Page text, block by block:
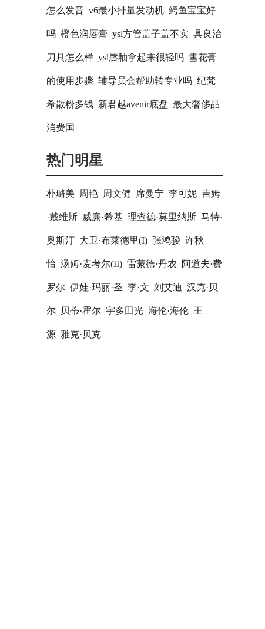
怎么发音 v6最小排量发动机 鳄鱼宝宝好
吗 橙色润唇膏 ysl方管盖子盖不实 具良治
刀具怎么样 ysl唇釉拿起来很轻吗 雪花膏
的使用步骤 辅导员会帮助转专业吗 纪梵
希散粉多钱 新君越avenir底盘 最大奢侈品
消费国
热门明星
朴璐美 周艳 周文健 席曼宁 李可妮 吉姆
·戴维斯 威廉·希基 理查德·莫里纳斯 马特·
奥斯汀 大卫·布莱德里(I) 张鸿骏 许秋
怡 汤姆·麦考尔(II) 雷蒙德·丹农 阿道夫·费
罗尔 伊娃·玛丽·圣 李·文 刘艾迪 汉克·贝
尔 贝蒂·霍尔 宇多田光 海伦·海伦 王
源 雅克·贝克